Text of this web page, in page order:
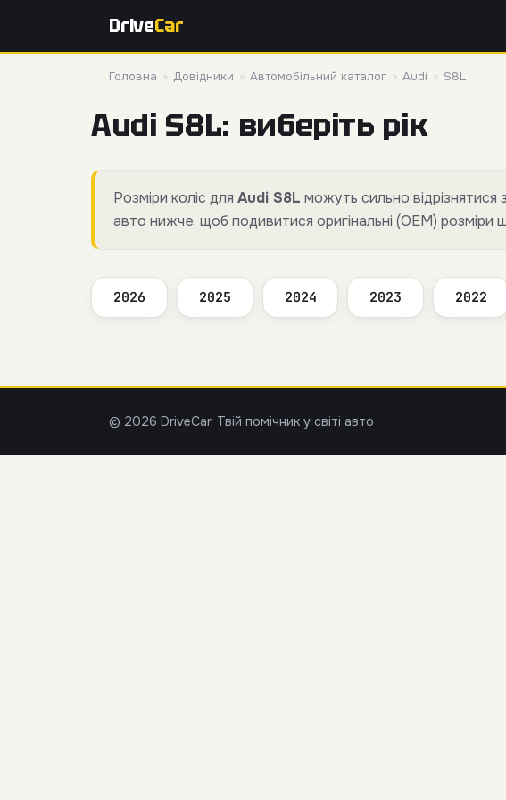
DriveCar
Головна » Довідники » Автомобільний каталог » Audi » S8L
Audi S8L: виберіть рік
Розміри коліс для Audi S8L можуть сильно відрізнятися
авто нижче, щоб подивитися оригінальні (OEM) розміри
2026 2025 2024 2023 2022
© 2026 DriveCar. Твій помічник у світі авто